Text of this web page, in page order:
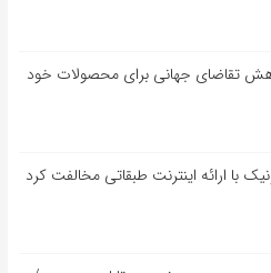
تقاضای جهانی برای محصولات خود
با ارائه اینترنت طبقاتی مخالفت کرد